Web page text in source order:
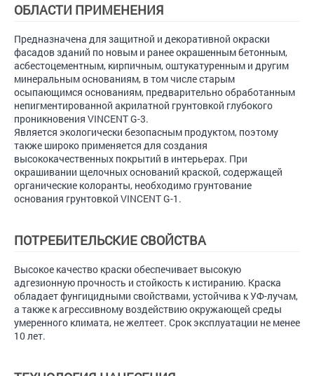
ОБЛАСТИ ПРИМЕНЕНИЯ
Предназначена для защитной и декоративной окраски
фасадов зданий по новым и ранее окрашенным бетонным,
асбестоцементным, кирпичным, оштукатуренным и другим
минеральным основаниям, в том числе старым
осыпающимся основаниям, предварительно обработанным
непигментированной акрилатной грунтовкой глубокого
проникновения VINCENT G-3.
Является экологически безопасным продуктом, поэтому
также широко применяется для создания
высококачественных покрытий в интерьерах. При
окрашивании щелочных оснований краской, содержащей
органические колоранты, необходимо грунтование
основания грунтовкой VINCENT G-1.
ПОТРЕБИТЕЛЬСКИЕ СВОЙСТВА
Высокое качество краски обеспечивает высокую
адгезионную прочность и стойкость к истиранию. Краска
обладает фунгицидными свойствами, устойчива к УФ-лучам,
а также к агрессивному воздействию окружающей среды
умеренного климата, не желтеет. Срок эксплуатации не менее
10 лет.